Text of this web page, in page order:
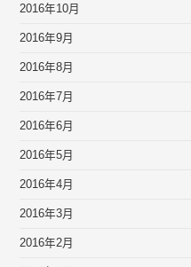
2016年10月
2016年9月
2016年8月
2016年7月
2016年6月
2016年5月
2016年4月
2016年3月
2016年2月